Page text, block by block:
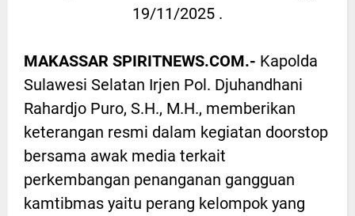
19/11/2025 .
MAKASSAR SPIRITNEWS.COM.- Kapolda
Sulawesi Selatan Irjen Pol. Djuhandhani
Rahardjo Puro, S.H., M.H., memberikan
keterangan resmi dalam kegiatan doorstop
bersama awak media terkait
perkembangan penanganan gangguan
kamtibmas yaitu perang kelompok yang